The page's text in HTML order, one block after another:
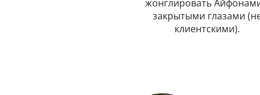
жонглировать
закрытыми глазами
клиентскими).